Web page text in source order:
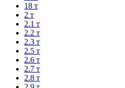
18 т
2 т
2.1 т
2.2 т
2.3 т
2.5 т
2.6 т
2.7 т
2.8 т